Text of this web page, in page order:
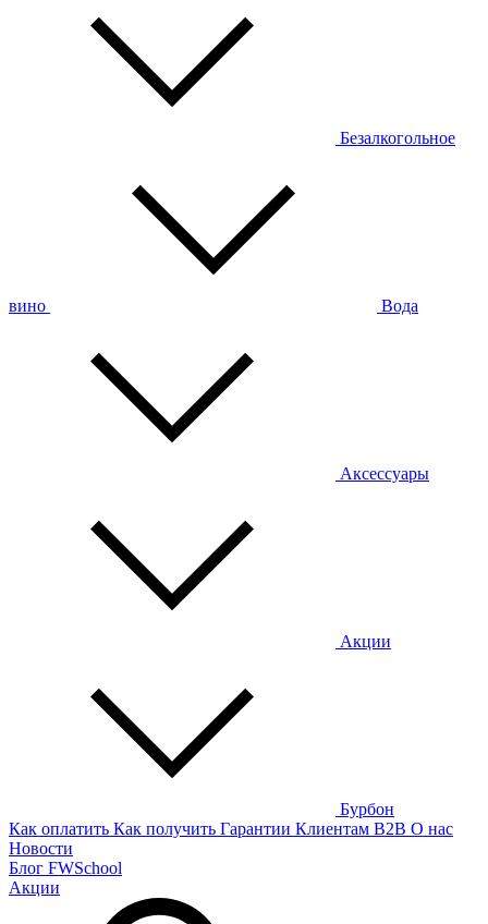
Безалкогольное
вино Вода
Аксессуары
Акции
Бурбон
Как оплатить Как получить Гарантии Клиентам B2B О нас
Новости
Блог FWSchool
Акции